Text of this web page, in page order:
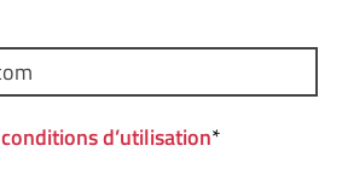
conditions d’utilisation*